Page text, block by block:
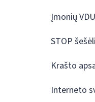
Įmonių
STOP
Krašto
Interneto